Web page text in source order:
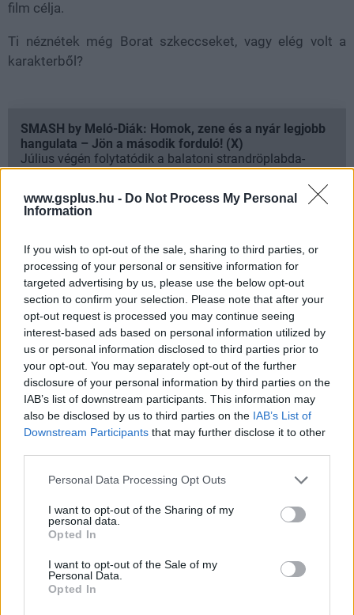
www.gsplus.hu - Do Not Process My Personal
Information
If you wish to opt-out of the sale, sharing to third parties, or
processing of your personal or sensitive information for
targeted advertising by us, please use the below opt-out
section to confirm your selection. Please note that after your
opt-out request is processed you may continue seeing
interest-based ads based on personal information utilized by
us or personal information disclosed to third parties prior to
your opt-out. You may separately opt-out of the further
disclosure of your personal information by third parties on the
IAB’s list of downstream participants. This information may
also be disclosed by us to third parties on the IAB’s List of
Downstream Participants that may further disclose it to other
Please note that this website/app uses one or more Google
not limited to your visit or usage behaviour. You may click to
grant or deny consent to Google and its third-party tags to
use your data for below specified purposes in below Google
consent section.
Personal Data Processing Opt Outs
I want to opt-out of the Sharing of my
personal data.
Opted In
I want to opt-out of the Sale of my
Personal Data.
Opted In
film célja.
Ti néznétek még Borat szkeccseket, vagy elég volt a
karakterből?
SMASH by Meló-Diák: Homok, zene és a nyár legjobb
hangulata – Jön a második forduló! (X)
Július végén folytatódik a balatoni strandröplabda-
sorozat.
Címkék: #sacha baron cohen #borat
#borat 2
#amazon prime
Hozzászólások
Napi büntetés: az Among Us
sütikkel is kegyetlen
2021 január 7. 08:02